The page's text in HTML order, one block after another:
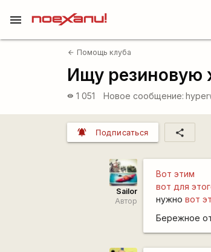
menu
arrow_back Помощь клуба
Ищу резиновую
visibility 1 051 Новое сообщение:
notifications_active Подписаться share
Sailor
Автор
Вот этим
вот для
нужновот
Бережное